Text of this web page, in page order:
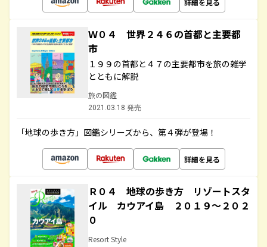
Ｗ０４ 世界２４６の首都と主要都
市
１９９の首都と４７の主要都市を旅の雑学
とともに解説
旅の図鑑
2021.03.18 発売
「地球の歩き方」図鑑シリーズから、第４弾が登場！
詳細を見る
Ｒ０４ 地球の歩き方 リゾートスタ
イル カウアイ島 ２０１９～２０２
０
Resort Style